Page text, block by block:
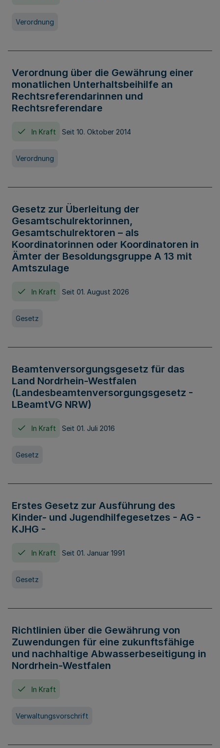
Verordnung
Verordnung über die Gewährung einer
monatlichen Unterhaltsbeihilfe an
Rechtsreferendarinnen und
Rechtsreferendare
In Kraft Seit 10. Oktober 2014
Verordnung
Gesetz zur Überleitung der
Gesamtschulrektorinnen,
Gesamtschulrektoren – als
Koordinatorinnen oder Koordinatoren in
Ämter der Besoldungsgruppe A 13 mit
Amtszulage
In Kraft Seit 01. August 2026
Gesetz
Beamtenversorgungsgesetz für das
Land Nordrhein-Westfalen
(Landesbeamtenversorgungsgesetz -
LBeamtVG NRW)
In Kraft Seit 01. Juli 2016
Gesetz
Erstes Gesetz zur Ausführung des
Kinder- und Jugendhilfegesetzes - AG -
KJHG -
In Kraft Seit 01. Januar 1991
Gesetz
Richtlinien über die Gewährung von
Zuwendungen für eine zukunftsfähige
und nachhaltige Abwasserbeseitigung in
Nordrhein-Westfalen
In Kraft
Verwaltungsvorschrift